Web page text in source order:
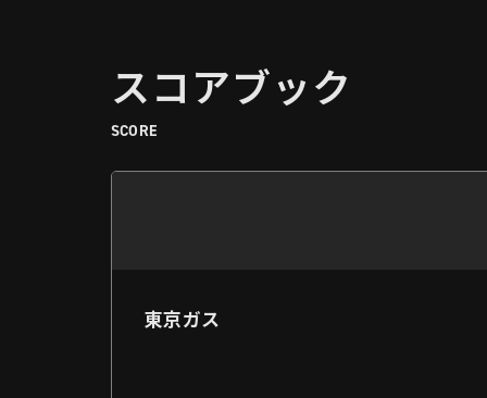
スコアブック
SCORE
東京ガス